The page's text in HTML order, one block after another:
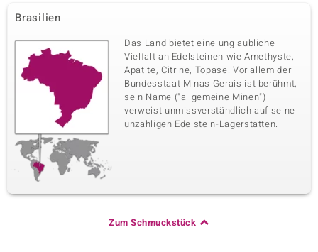
Brasilien
Das Land bietet eine unglaubliche
Vielfalt an Edelsteinen wie Amethyste,
Apatite, Citrine, Topase. Vor allem der
Bundesstaat Minas Gerais ist berühmt,
sein Name ("allgemeine Minen")
verweist unmissverständlich auf seine
unzähligen Edelstein-Lagerstätten.
Zum Schmuckstück